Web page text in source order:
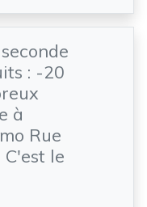
: -20
à
Rue
C'est le